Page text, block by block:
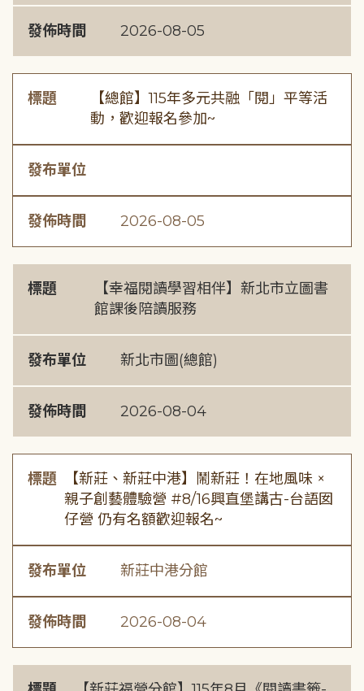
發佈時間 2026-08-05
標題
【總館】115年多元共融「閱」平等活
動，歡迎報名參加~
發布單位
發佈時間 2026-08-05
標題
【幸福閱讀學習相伴】新北市立圖書
館課後陪讀服務
發布單位 新北市圖(總館)
發佈時間 2026-08-04
標題
【新莊、新莊中港】鬧新莊！在地風味 ×
親子創藝體驗營 #8/16興直堡講古-台語囡
仔營 仍有名額歡迎報名~
發布單位 新莊中港分館
發佈時間 2026-08-04